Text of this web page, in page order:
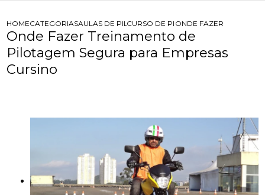
HOMECATEGORIASAULAS DE PILOTAGEM PARA EMPRESAS
CURSO DE PILOTAGEM DE MOTO
ONDE FAZER
Onde Fazer Treinamento de
Pilotagem Segura para Empresas
Cursino